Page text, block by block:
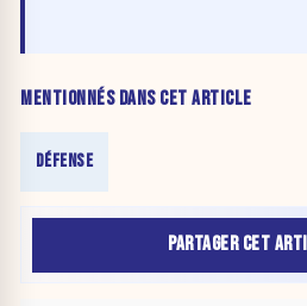
MENTIONNÉS DANS CET ARTICLE
DÉFENSE
PARTAGER CET